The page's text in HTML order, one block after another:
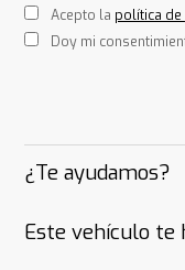
Acepto la política de
Doy mi
¿Te ayudamos?
Este vehículo te